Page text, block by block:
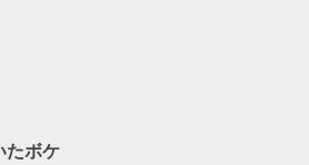
たボケ